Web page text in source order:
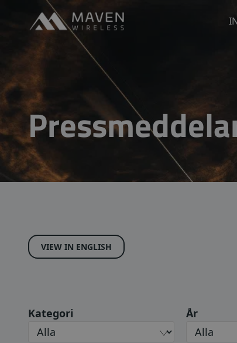
Hoppa till innehåll
Maven Wireless
VIEW IN ENGLISH
Kategori År